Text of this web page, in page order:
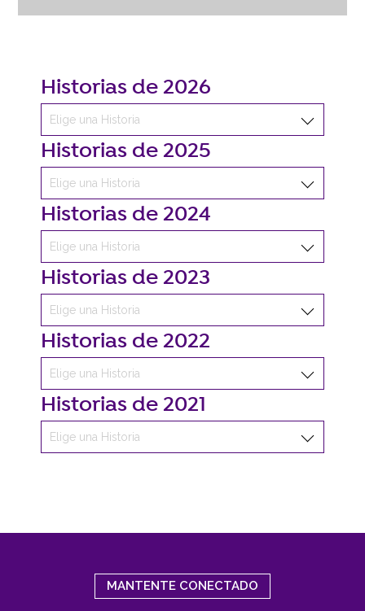
Historias de 2026
Historias de 2025
Historias de 2024
Historias de 2023
Historias de 2022
Historias de 2021
MANTENTE CONECTADO